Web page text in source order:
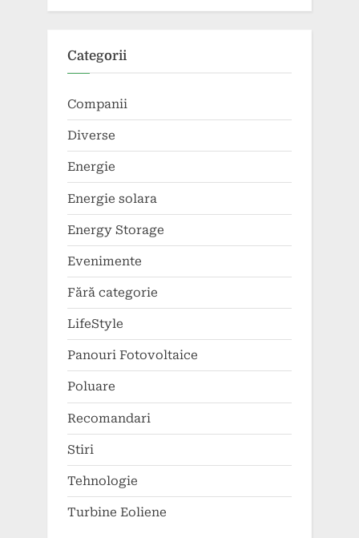
Categorii
Companii
Diverse
Energie
Energie solara
Energy Storage
Evenimente
Fără categorie
LifeStyle
Panouri Fotovoltaice
Poluare
Recomandari
Stiri
Tehnologie
Turbine Eoliene